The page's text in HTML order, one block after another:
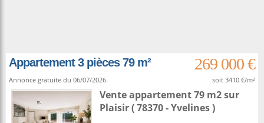
Appartement 3 pièces 79 m² 269 000 €
Annonce gratuite du 06/07/2026. soit 3410 €/m²
Vente appartement 79 m2sur
Plaisir( 78370 - Yvelines )